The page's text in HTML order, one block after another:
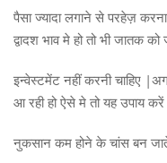
पैसा ज्यादा लगाने से परहेज़
द्वादश भाव मे हो तो भी जातक को
इन्वेस्टमेंट नहीं करनी चाहिए
आ रही हो ऐसे मे तो यह उपाय करें
नुकसान कम होने के चांस बन